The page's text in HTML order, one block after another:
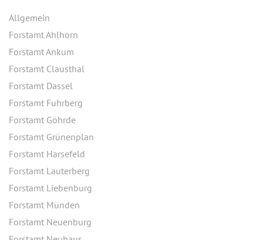
Allgemein
Forstamt Ahlhorn
Forstamt Ankum
Forstamt Clausthal
Forstamt Dassel
Forstamt Fuhrberg
Forstamt Göhrde
Forstamt Grünenplan
Forstamt Harsefeld
Forstamt Lauterberg
Forstamt Liebenburg
Forstamt Münden
Forstamt Neuenburg